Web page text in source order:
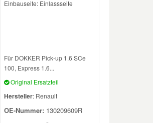
Einbauseite: Einlassseite
Für DOKKER Pick-up 1.6 SCe
100, Express 1.6...
Original Ersatzteil
Hersteller: Renault
OE-Nummer: 130209609R